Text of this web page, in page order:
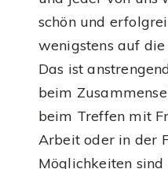
schön und
wenigstens auf
Das ist
beim
beim Treffen mit
Arbeit oder in der
Möglichkeiten